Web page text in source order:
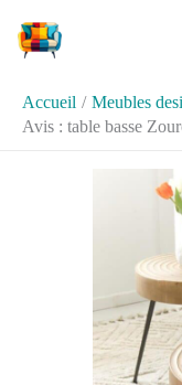
Accueil
Meubles
Avis : table basse